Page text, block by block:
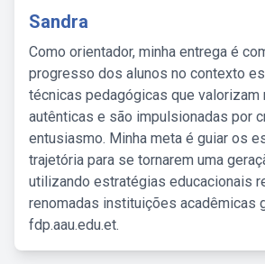
Sandra
Como orientador, minha entrega é
progresso dos alunos no contexto
técnicas pedagógicas que valorizam
autênticas e são impulsionadas por
entusiasmo. Minha meta é guiar os
trajetória para se tornarem uma
utilizando estratégias educacionais
renomadas instituições acadêmicas
fdp.aau.edu.et.